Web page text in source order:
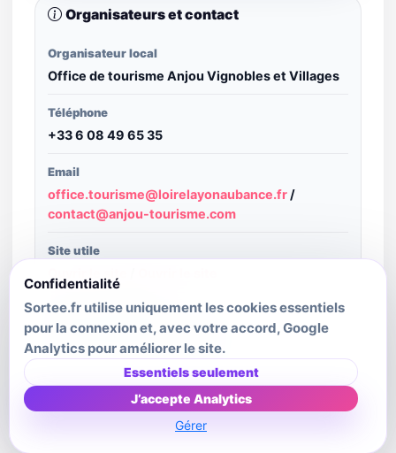
Organisateurs et contact
Organisateur local
Office de tourisme Anjou Vignobles et Villages
Téléphone
+33 6 08 49 65 35
Email
office.tourisme@loirelayonaubance.fr /
contact@anjou-tourisme.com
Site utile
Structure publiante
Anjou tourisme & attractivité
Dernière mise à jour source
2026-07-31T00:35:52.568Z
Confidentialité
Sortee.fr utilise uniquement les cookies essentiels
pour la connexion et, avec votre accord, Google
Analytics pour améliorer le site.
Essentiels seulement
J’accepte Analytics
Gérer